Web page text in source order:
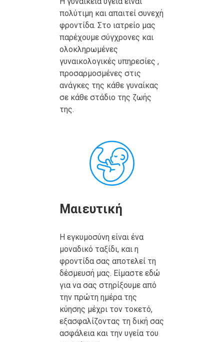
πολύτιμη και απαιτεί συνεχή
φροντίδα. Στο ιατρείο μας
παρέχουμε σύγχρονες και
ολοκληρωμένες
γυναικολογικές υπηρεσίες ,
προσαρμοσμένες στις
ανάγκες της κάθε γυναίκας
σε κάθε στάδιο της ζωής
της.
Μαιευτική
Η εγκυμοσύνη είναι ένα
μοναδικό ταξίδι, και η
φροντίδα σας αποτελεί τη
δέσμευσή μας. Είμαστε εδώ
για να σας στηρίξουμε από
την πρώτη ημέρα της
κύησης μέχρι τον τοκετό,
εξασφαλίζοντας τη δική σας
ασφάλεια και την υγεία του